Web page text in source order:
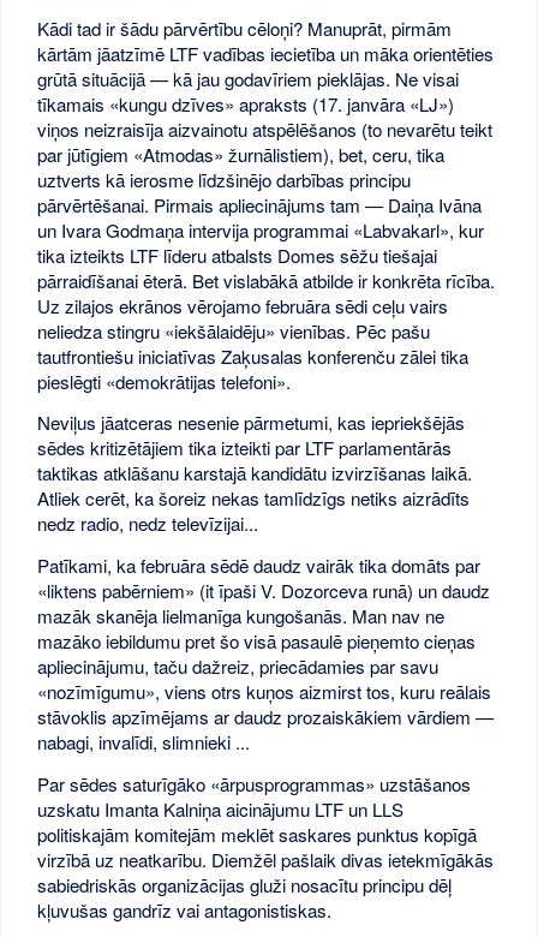
Kādi tad ir šādu pārvērtību cēloņi? Manuprāt, pirmām
kārtām jāatzīmē LTF vadības iecietība un māka orientēties
grūtā situācijā — kā jau godavīriem pieklājas. Ne visai
tīkamais «kungu dzīves» apraksts (17. janvāra «LJ»)
viņos neizraisīja aizvainotu atspēlēšanos (to nevarētu teikt
par jūtīgiem «Atmodas» žurnālistiem), bet, ceru, tika
uztverts kā ierosme līdzšinējo darbības principu
pārvērtēšanai. Pirmais apliecinājums tam — Daiņa Ivāna
un Ivara Godmaņa intervija programmai «Labvakarl», kur
tika izteikts LTF līderu atbalsts Domes sēžu tiešajai
pārraidīšanai ēterā. Bet vislabākā atbilde ir konkrēta rīcība.
Uz zilajos ekrānos vērojamo februāra sēdi ceļu vairs
neliedza stingru «iekšālaidēju» vienības. Pēc pašu
tautfrontiešu iniciatīvas Zaķusalas konferenču zālei tika
pieslēgti «demokrātijas telefoni».
Neviļus jāatceras nesenie pārmetumi, kas iepriekšējās
sēdes kritizētājiem tika izteikti par LTF parlamentārās
taktikas atklāšanu karstajā kandidātu izvirzīšanas laikā.
Atliek cerēt, ka šoreiz nekas tamlīdzīgs netiks aizrādīts
nedz radio, nedz televīzijai...
Patīkami, ka februāra sēdē daudz vairāk tika domāts par
«liktens pabērniem» (it īpaši V. Dozorceva runā) un daudz
mazāk skanēja lielmanīga kungošanās. Man nav ne
mazāko iebildumu pret šo visā pasaulē pieņemto cieņas
apliecinājumu, taču dažreiz, priecādamies par savu
«nozīmīgumu», viens otrs kuņos aizmirst tos, kuru reālais
stāvoklis apzīmējams ar daudz prozaiskākiem vārdiem —
nabagi, invalīdi, slimnieki ...
Par sēdes saturīgāko «ārpusprogrammas» uzstāšanos
uzskatu Imanta Kalniņa aicinājumu LTF un LLS
politiskajām komitejām meklēt saskares punktus kopīgā
virzībā uz neatkarību. Diemžēl pašlaik divas ietekmīgākās
sabiedriskās organizācijas gluži nosacītu principu dēļ
kļuvušas gandrīz vai antagonistiskas.